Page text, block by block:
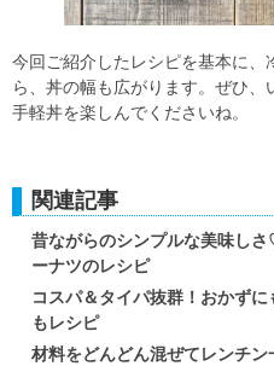
今回ご紹介したレシピを基本に、
ら、丼の幅も広がります。ぜひ
手軽丼を楽しんでくださいね。
関連記事
昔ながらのシンプルな美味し
ーナツのレシピ
コスパ＆タイパ抜群！おかず
もレシピ
材料をどんどん混ぜてレンチ